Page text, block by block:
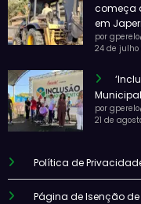
começa
em Japeri
por
24 de julho
por
21 de
Política de
Página de Isenção